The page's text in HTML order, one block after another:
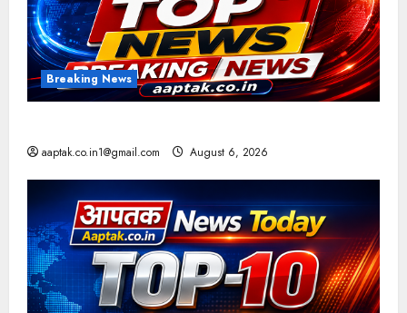
Breaking News
aaptak.co.in1@gmail.com August 6, 2026